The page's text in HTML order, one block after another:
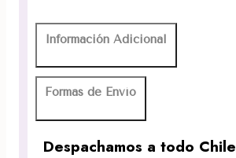
Información Adicional
Formas de Envío
Despachamos a todo Chile